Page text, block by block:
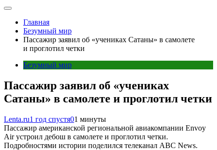
Главная
Безумный мир
Пассажир заявил об «учениках Сатаны» в самолете
и проглотил четки
Безумный мир
Пассажир заявил об «учениках
Сатаны» в самолете и проглотил четки
Lenta.ru1 год спустя01 минуты
Пассажир американской региональной авиакомпании Envoy
Air устроил дебош в самолете и проглотил четки.
Подробностями истории поделился телеканал ABC News.